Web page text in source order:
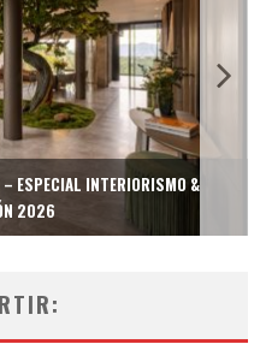
ESPECIAL INTERIORISMO &
2026